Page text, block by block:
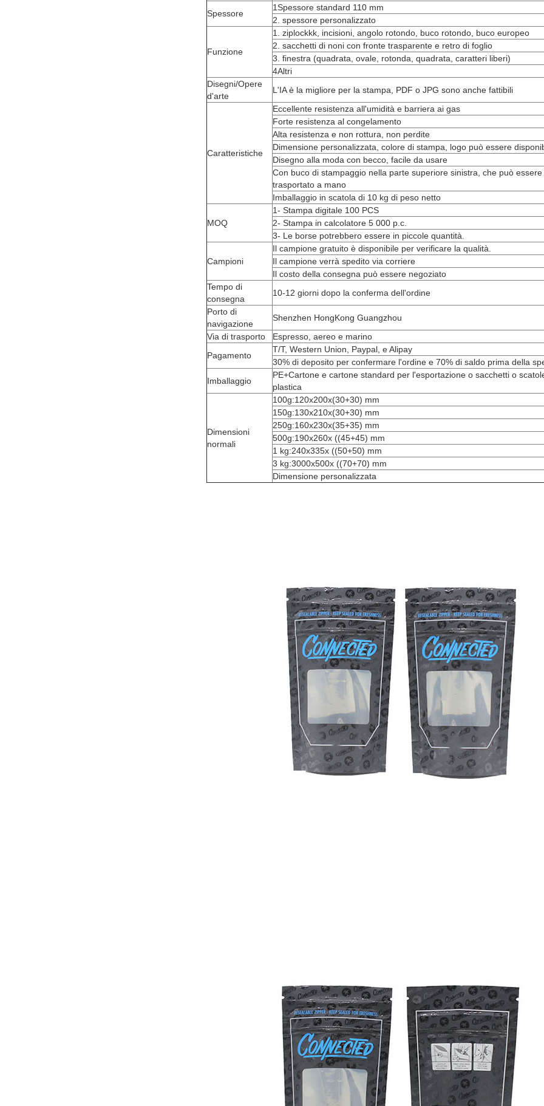
Spessore
1Spessore standard 110 mm
2. spessore personalizzato
Funzione
1. ziplockkk, incisioni, angolo rotondo, buco rotondo, buco europeo
2. sacchetti di noni con fronte trasparente e retro di foglio
3. finestra (quadrata, ovale, rotonda, quadrata, caratteri liberi)
4Altri
Disegni/Opere
d'arte
L'IA è la migliore per la stampa, PDF o JPG sono anche fattibili
Caratteristiche
Eccellente resistenza all'umidità e barriera ai gas
Forte resistenza al congelamento
Alta resistenza e non rottura, non perdite
Dimensione personalizzata, colore di stampa, logo può essere
Disegno alla moda con becco, facile da usare
Con buco di stampaggio nella parte superiore sinistra, che può essere
trasportato a mano
Imballaggio in scatola di 10 kg di peso netto
MOQ
1- Stampa digitale 100 PCS
2- Stampa in calcolatore 5 000 p.c.
3- Le borse potrebbero essere in piccole quantità.
Campioni
Il campione gratuito è disponibile per verificare la qualità.
Il campione verrà spedito via corriere
Il costo della consegna può essere negoziato
Tempo di
consegna
10-12 giorni dopo la conferma dell'ordine
Porto di
navigazione
Shenzhen HongKong Guangzhou
Via di trasporto
Espresso, aereo e marino
Pagamento
T/T, Western Union, Paypal, e Alipay
30% di deposito per confermare l'ordine e 70% di saldo prima della
Imballaggio
PE+Cartone e cartone standard per l'esportazione o sacchetti o
plastica
Dimensioni
normali
100g:120x200x(30+30) mm
150g:130x210x(30+30) mm
250g:160x230x(35+35) mm
500g:190x260x ((45+45) mm
1 kg:240x335x ((50+50) mm
3 kg:3000x500x ((70+70) mm
Dimensione personalizzata